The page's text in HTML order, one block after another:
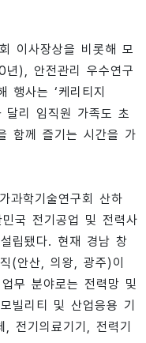
이사장상을 비롯해 모
), 안전관리 우수연구
행사는 ‘케리티지
리 임직원 가족도 초
함께 즐기는 시간을 가
과학기술연구회 산하
국 전기공업 및 전력사
립됐다. 현재 경남 창
(안산, 의왕, 광주)이
무 분야로는 전력망 및
빌리티 및 산업응용 기
전기의료기기, 전력기